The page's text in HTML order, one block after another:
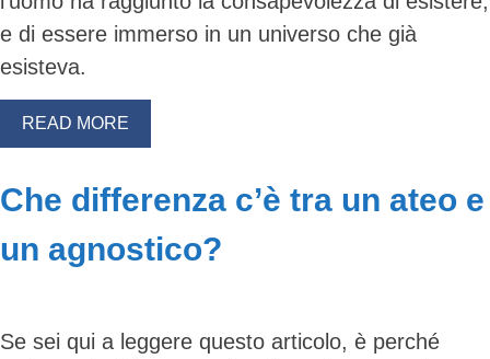
e di essere immerso in un universo che già
esisteva.
READ MORE
Che differenza c’è tra un ateo e
un agnostico?
Se sei qui a leggere questo articolo, è perché